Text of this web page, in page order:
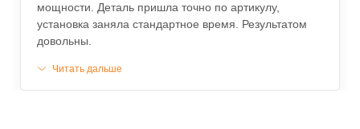
мощности. Деталь пришла точно по артикулу,
установка заняла стандартное время. Результатом
довольны.
Читать дальше